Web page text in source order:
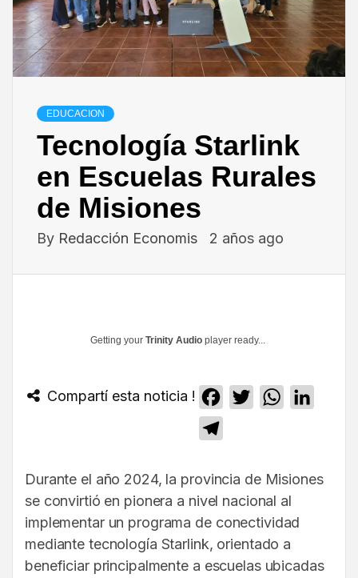
EDUCACION
Tecnología Starlink
en Escuelas Rurales
de Misiones
By Redacción Economis 2 años ago
Getting your Trinity Audio player ready...
Compartí esta noticia ! Facebook
TwitterWhatsApp
Durante el año 2024, la provincia de Misiones
se convirtió en pionera a nivel nacional al
implementar un programa de conectividad
mediante tecnología Starlink, orientado a
beneficiar principalmente a escuelas ubicadas